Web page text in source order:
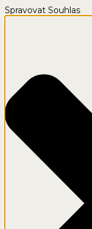
Spravovat Souhlas